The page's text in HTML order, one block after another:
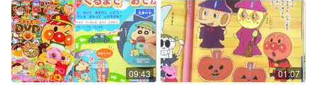
09:43 01:07